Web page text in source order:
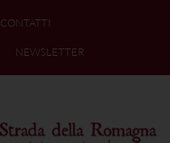
CONTATTI
NEWSLETTER